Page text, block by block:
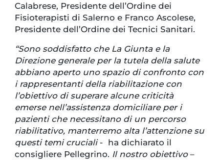
Calabrese, Presidente dell’Ordine dei
Fisioterapisti di Salerno e Franco Ascolese,
Presidente dell’Ordine dei Tecnici Sanitari.
“Sono soddisfatto che La Giunta e la
Direzione generale per la tutela della salute
abbiano aperto uno spazio di confronto con
i rappresentanti della riabilitazione con
l’obiettivo di superare alcune criticità
emerse nell’assistenza domiciliare per i
pazienti che necessitano di un percorso
riabilitativo, manterremo alta l’attenzione su
questi temi cruciali - ha dichiarato il
consigliere Pellegrino. Il nostro obiettivo–